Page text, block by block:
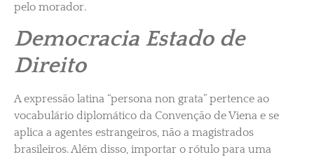
pelo morador.
Democracia Estado de
Direito
A expressão latina “persona non grata” pertence ao
vocabulário diplomático da Convenção de Viena e se
aplica a agentes estrangeiros, não a magistrados
brasileiros. Além disso, importar o rótulo para uma